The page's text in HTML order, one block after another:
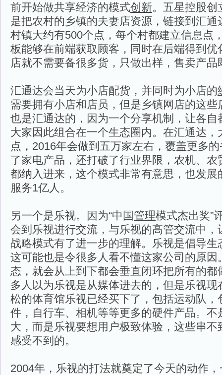
前开始做共享经济的模式创新。五星控股创
是把农村的乡镇的夫妻店资源，链接到汇
村镇大约有500个点，每个村都建立信息点
板能够在前端获取顾客，同时在后端得到优
店就不需要备很多货，只做出样，售卖产品
汇通达会当天为小店配货，并同时为小店的
需要拥有小店和店员，但是乡镇网店的这
也是汇通达的，因为一个分享机制，让各自
大家因此组合在一个生态圈内。在汇通达
点，2016年会做到五万家左右，覆盖更多
了家电产品，还打破了行业界限，农机、
都纳入进来，这个模式非常有意思，也发展
服务1亿人。
另一个是乐视。因为“中国管理模式杰出奖”
会到乐视进行交流，与乐视的高管交流中，
战略模式有了进一步的理解。乐视是倡导
这可能也是令很多人看不懂这家公司的原因
态，就会从上到下都会垂直闭环把所有的都
多人以为乐视是从媒体进去的，但是乐视
松的体育馆乐视已经买下了，包括运动队，
件，自行车、相机等等更多的硬件产品。不
大，而是乐视要想用户极致体验，这些串
感受不到的。
2004年，乐视的打法就奠定了今天的动作